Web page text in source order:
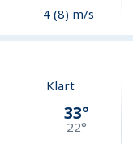
4 (8) m/s
Klart
33°
22°